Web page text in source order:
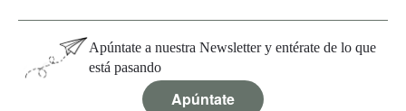
Apúntate a nuestra Newsletter y entérate de lo que
está pasando
Apúntate